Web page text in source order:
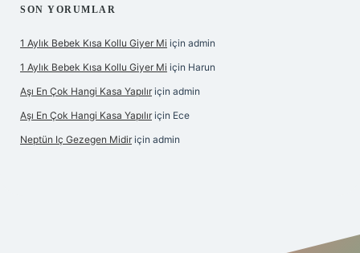
SON YORUMLAR
1 Aylık Bebek Kısa Kollu Giyer Mi için admin
1 Aylık Bebek Kısa Kollu Giyer Mi için Harun
Aşı En Çok Hangi Kasa Yapılır için admin
Aşı En Çok Hangi Kasa Yapılır için Ece
Neptün Iç Gezegen Midir için admin
elexbet en iyi bahis sitesi